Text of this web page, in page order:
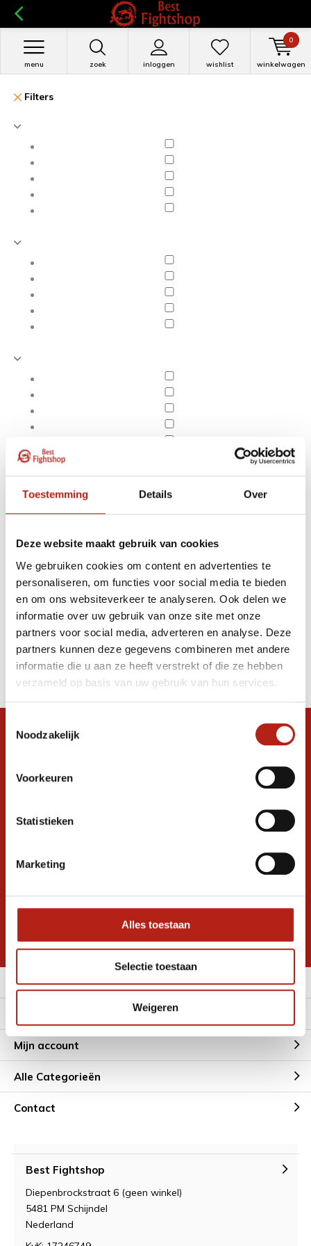
Toestemming Details Over
Deze website maakt gebruik van cookies
We gebruiken cookies om content en advertenties te
personaliseren, om functies voor social media te bieden
en om ons websiteverkeer te analyseren. Ook delen we
informatie over uw gebruik van onze site met onze
partners voor social media, adverteren en analyse. Deze
partners kunnen deze gegevens combineren met andere
informatie die u aan ze heeft verstrekt of die ze hebben
verzameld op basis van uw gebruik van hun services.
Noodzakelijk
Voorkeuren
Statistieken
Marketing
Alles toestaan
Selectie toestaan
Weigeren
zoek inloggen
menu wishlist winkelwagen
0
Filters
Apply filters
Flexibele zwaarden, Kung
Fu, Tai Chi
Producten
Filter
Sorteren op
Snel antwoord op je vraag?
graag verder. 24/7
Ontvang de nieuwste aanbiedingen en
Inschrijven voor
* Lees hier de wettelijke beperkingen
Meer informatie
Mijn account
Alle Categorieën
Contact
Best Fightshop
Diepenbrockstraat 6 (geen winkel)
5481 PM Schijndel
Nederland